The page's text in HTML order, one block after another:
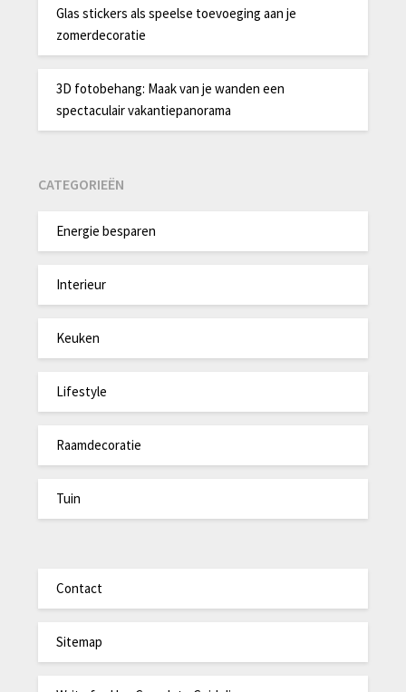
Glas stickers als speelse toevoeging aan je
zomerdecoratie
3D fotobehang: Maak van je wanden een
spectaculair vakantiepanorama
CATEGORIEËN
Energie besparen
Interieur
Keuken
Lifestyle
Raamdecoratie
Tuin
Contact
Sitemap